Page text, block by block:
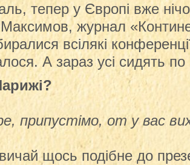
тепер у Європі вже
журнал
всілякі
А зараз усі сидять по
припустімо, от у вас
щось подібне до